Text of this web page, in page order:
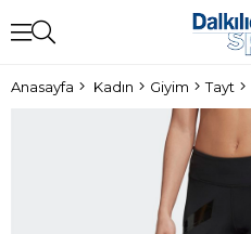
Anasayfa Kadın Giyim Tayt